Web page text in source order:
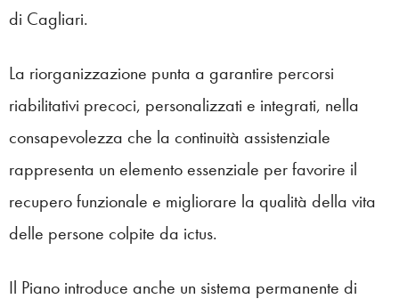
di Cagliari.
La riorganizzazione punta a garantire percorsi
riabilitativi precoci, personalizzati e integrati, nella
consapevolezza che la continuità assistenziale
rappresenta un elemento essenziale per favorire il
recupero funzionale e migliorare la qualità della vita
delle persone colpite da ictus.
Il Piano introduce anche un sistema permanente di